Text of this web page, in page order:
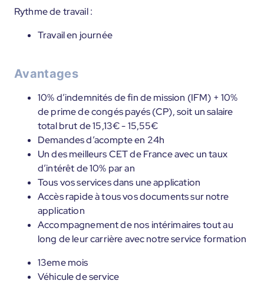
Rythme de travail :
Travail en journée
Avantages
10% d’indemnités de fin de mission (IFM) + 10%
de prime de congés payés (CP), soit un salaire
total brut de 15,13€ - 15,55€
Demandes d’acompte en 24h
Un des meilleurs CET de France avec un taux
d’intérêt de 10% par an
Tous vos services dans une application
Accès rapide à tous vos documents sur notre
application
Accompagnement de nos intérimaires tout au
long de leur carrière avec notre service formation
13eme mois
Véhicule de service